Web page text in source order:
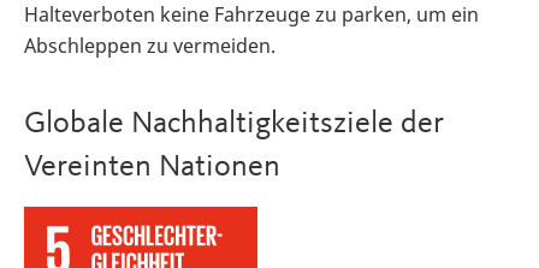
Halteverboten keine Fahrzeuge zu parken, um ein
Abschleppen zu vermeiden.
Globale Nachhaltigkeitsziele der
Vereinten Nationen